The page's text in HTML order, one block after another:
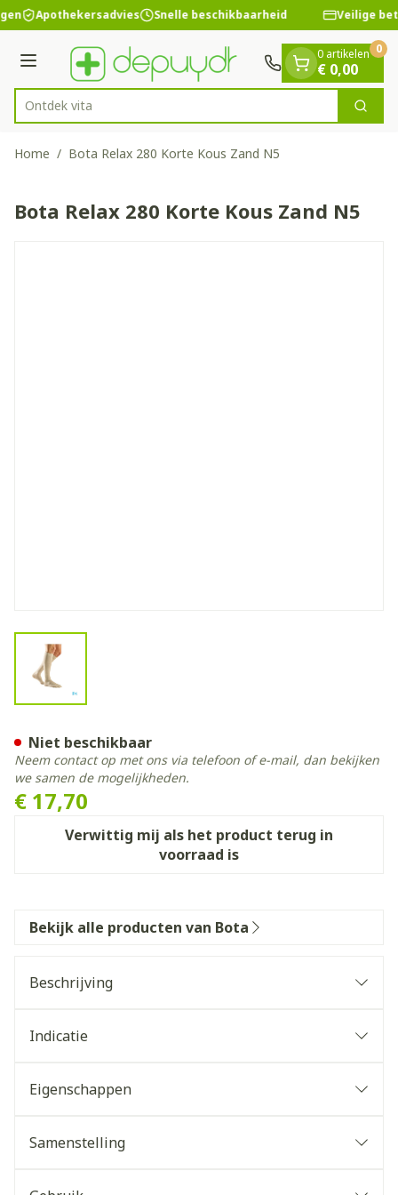
Ga naar de inhoud
1 van 1
Apothekersadvies Snelle beschikbaarheid Veilige
Menu
Product, merk, categorie...
Ontd Zoek
0 artikelen
€ 0,00
0
Home / Bota Relax 280 Korte Kous Zand N5
Bota Relax 280 Korte Kous Zand N5
View larger image
€ 17,70
Verwittig mij als het product terug in
voorraad is
Niet beschikbaar
Neem contact op met ons via telefoon of e-mail, dan bekijken
we samen de mogelijkheden.
Bekijk alle producten van Bota
Beschrijving
Indicatie
Eigenschappen
lange afstandsreizen
Ze benaderen sterk een FIJNE STADSKOUS.
Samenstelling